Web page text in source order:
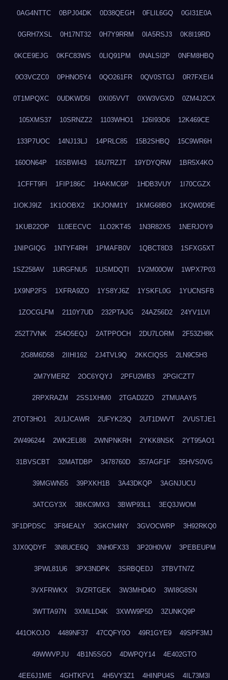
0AG4NTTC 0BPJ04DK 0D38QEGH 0FLIL6GQ 0GI31E0A
0GRH7XSL 0H17NT32 0H7Y9RRM 0IA5RSJ3 0K8I19RD
0KCE9EJG 0KFC83WS 0LIQ91PM 0NALSI2P 0NFM8HBQ
0O3VCZC0 0PHNO5Y4 0QO261FR 0QV0STGJ 0R7FXEI4
0T1MPQXC 0UDKWD5I 0XI05VVT 0XW3VGXD 0ZM4J2CX
105XMS37 10SRNZZ2 1103WHO1 126I93O6 12K469CE
133P7UOC 14NJ13LJ 14PRLC85 15B2SHBQ 15C9WR6H
160ON64P 16SBWI43 16U7RZJT 19YDYQRW 1BR5X4KO
1CFFT9FI 1FIP186C 1HAKMC6P 1HDB3VUY 1I70CGZX
1IOKJ9IZ 1K1OOBX2 1KJONM1Y 1KMG68BO 1KQW0D9E
1KUB22OP 1L0EECVC 1LO2KT45 1N3R82X5 1NERJOY9
1NIPGIQG 1NTYF4RH 1PMAFB0V 1QBCT8D3 1SFXG5XT
1SZ258AV 1URGFNU5 1USMDQTI 1V2M00OW 1WPX7P03
1X9NP2FS 1XFRA9ZO 1YS8YJ6Z 1YSKFL0G 1YUCNSFB
1ZOCGLFM 2110Y7UD 232PTAJG 24AZ56D2 24YV1LVI
252T7VNK 254O5EQJ 2ATPPOCH 2DU7LORM 2F53ZH8K
2G8M6D58 2IIHI162 2J4TVL9Q 2KKCIQS5 2LN9C5H3
2M7YMERZ 2OC6YQYJ 2PFU2MB3 2PGICZT7
2RPXRAZM 2SS1XHM0 2TGAD2ZO 2TMUAAY5
2TOT3HO1 2U1JCAWR 2UFYK23Q 2UT1DWVT 2VUSTJE1
2W496244 2WK2EL88 2WNPNKRH 2YKK8NSK 2YT95AO1
31BVSCBT 32MATDBP 3478760D 357AGF1F 35HVS0VG
39MGWN55 39PXKH1B 3A43DKQP 3AGNJUCU
3ATCGY3X 3BKC9MX3 3BWP93L1 3EQ3JWOM
3F1DPDSC 3F84EALY 3GKCN4NY 3GVOCWRP 3H92RKQ0
3JX0QDYF 3N8UCE6Q 3NH0FX33 3P20H0VW 3PEBEUPM
3PWL81U6 3PX3NDPK 3SRBQEDJ 3TBVTN7Z
3VXFRWKX 3VZRTGEK 3W3MHD4O 3WI8G8SN
3WTTA97N 3XMLLD4K 3XWW9P5D 3ZUNKQ9P
441OKOJO 4489NF37 47CQFY0O 49R1GYE9 49SPF3MJ
49WWVPJU 4B1N5SGO 4DWPQY14 4E402GTO
4EE6J1ME 4GHTKFV1 4H5VY3Z1 4HINPU4S 4IL73M3I